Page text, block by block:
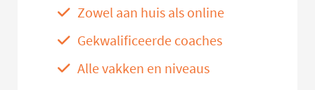
Zowel aan huis als online
Gekwalificeerde coaches
Alle vakken en niveaus